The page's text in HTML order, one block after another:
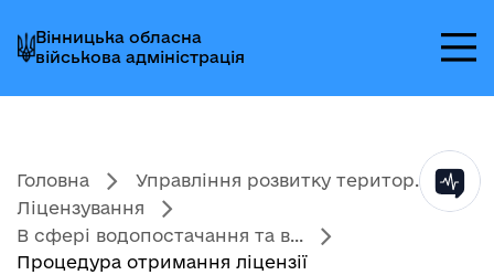
до
головного
меню
до
головного
вмісту
до
головного
колонтитула
Вінницька обласна
військова адміністрація
Головна
Управління розвитку територ...
Ліцензування
В сфері водопостачання та в...
Процедура отримання ліцензії